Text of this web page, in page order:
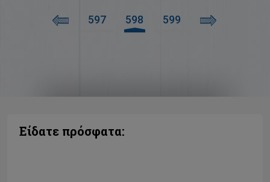
597 598 599
Είδατε πρόσφατα: